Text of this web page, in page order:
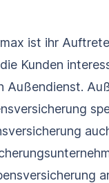
ist ihr
Kunden
Außendienst.